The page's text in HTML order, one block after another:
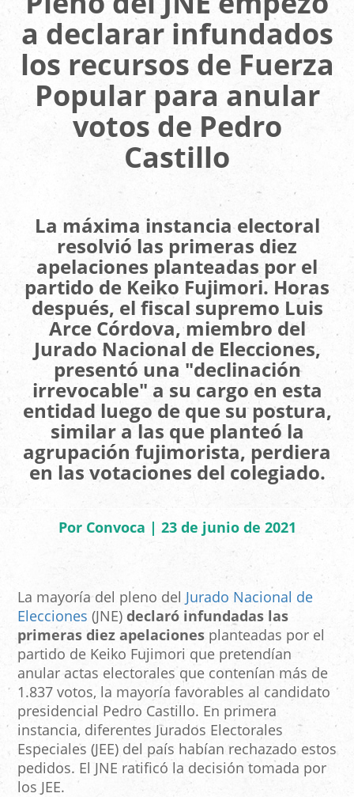
a declarar infundados
los recursos de Fuerza
Popular para anular
votos de Pedro
Castillo
La máxima instancia electoral
resolvió las primeras diez
apelaciones planteadas por el
partido de Keiko Fujimori. Horas
después, el fiscal supremo Luis
Arce Córdova, miembro del
Jurado Nacional de Elecciones,
presentó una "declinación
irrevocable" a su cargo en esta
entidad luego de que su postura,
similar a las que planteó la
agrupación fujimorista, perdiera
en las votaciones del colegiado.
Por Convoca | 23 de junio de 2021
La mayoría del pleno del Jurado Nacional de
Elecciones (JNE) declaró infundadas las
primeras diez apelaciones planteadas por el
partido de Keiko Fujimori que pretendían
anular actas electorales que contenían más de
1.837 votos, la mayoría favorables al candidato
presidencial Pedro Castillo. En primera
instancia, diferentes Jurados Electorales
Especiales (JEE) del país habían rechazado estos
pedidos. El JNE ratificó la decisión tomada por
los JEE.